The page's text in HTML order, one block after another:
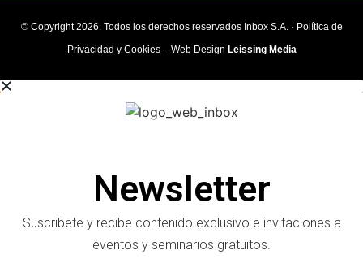
© Copyright 2026. Todos los derechos reservados Inbox S.A. · Política de
Privacidad y Cookies– Web Design Leissing Media
Newsletter
Suscribete y recibe contenido exclusivo e invitaciones a
eventos y seminarios gratuitos.